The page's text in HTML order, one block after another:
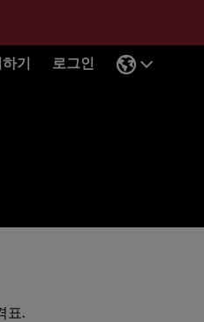
기 로그인
표.